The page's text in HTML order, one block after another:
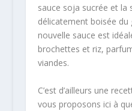
sauce soja sucrée et la
délicatement boisée du
nouvelle sauce est
brochettes et riz,
viandes.
C’est d’ailleurs une
vous proposons ici à